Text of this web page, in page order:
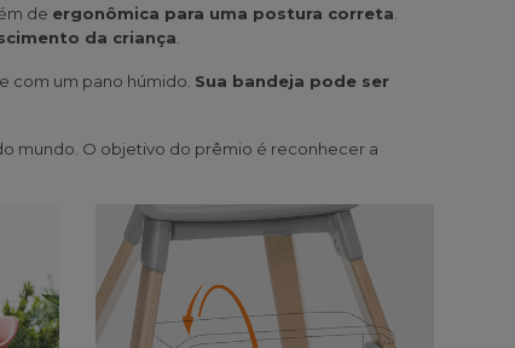
de ergonômica para uma postura correta
da criança
com um pano húmido. Sua bandeja pode ser
mundo. O objetivo do prêmio é reconhecer a